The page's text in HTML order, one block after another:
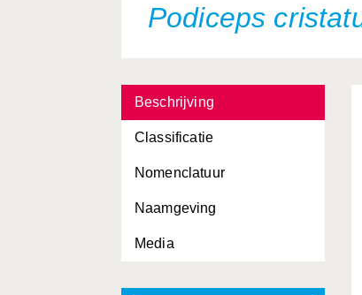
Podiceps
Beschrijving
Classificatie
Nomenclatuur
Naamgeving
Media